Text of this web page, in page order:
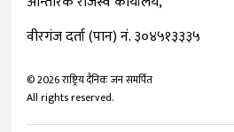
वीरगंज दर्ता (पान) नं. ३०४५१३३३५
©2026राष्ट्रिय दैनिक जन समर्पित
All rights reserved.